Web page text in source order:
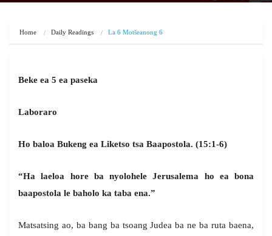
Home Daily Readings La 6 Motšeanong 6
Beke ea 5 ea paseka
Laboraro
Ho baloa Bukeng ea Liketso tsa Baapostola. (15:1-6)
“Ha laeloa hore ba nyolohele Jerusalema ho ea bona
baapostola le baholo ka taba ena.”
Matsatsing ao, ba bang ba tsoang Judea ba ne ba ruta baena,